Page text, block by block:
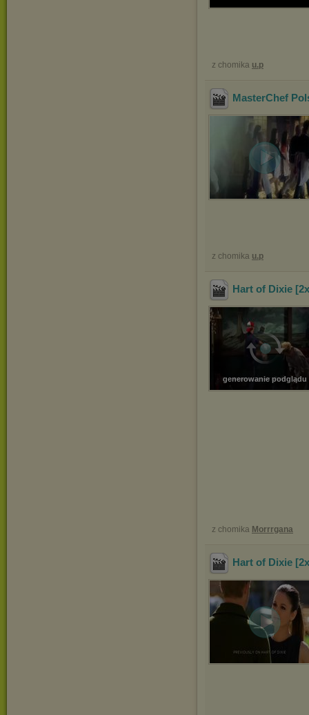
z chomika u.p
MasterChef
z chomika u.p
Hart of Dixie
generowanie podglądu
z chomika Morrrgana
Hart of Dixie